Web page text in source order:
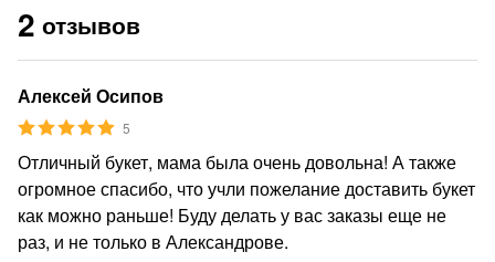
2 отзывов
Алексей Осипов
5
Отличный букет, мама была очень довольна! А также
огромное спасибо, что учли пожелание доставить букет
как можно раньше! Буду делать у вас заказы еще не
раз, и не только в Александрове.